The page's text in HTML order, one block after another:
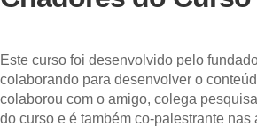
Este curso foi desenvolvido pelo
colaborando para desenvolver o
colaborou com o amigo, colega
do curso e é também co-palestrante